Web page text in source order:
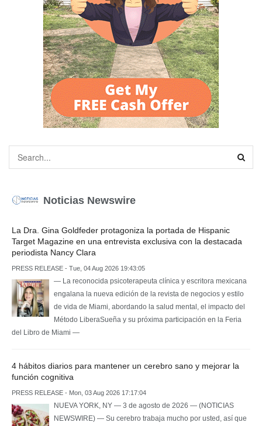
Noticias Newswire
La Dra. Gina Goldfeder protagoniza la portada de Hispanic
Target Magazine en una entrevista exclusiva con la destacada
periodista Nancy Clara
PRESS RELEASE - Tue, 04 Aug 2026 19:43:05
— La reconocida psicoterapeuta clínica y escritora mexicana
engalana la nueva edición de la revista de negocios y estilo
de vida de Miami, abordando la salud mental, el impacto del
Método LiberaSueña y su próxima participación en la Feria
del Libro de Miami —
4 hábitos diarios para mantener un cerebro sano y mejorar la
función cognitiva
PRESS RELEASE - Mon, 03 Aug 2026 17:17:04
NUEVA YORK, NY — 3 de agosto de 2026 — (NOTICIAS
NEWSWIRE) — Su cerebro trabaja mucho por usted, así que